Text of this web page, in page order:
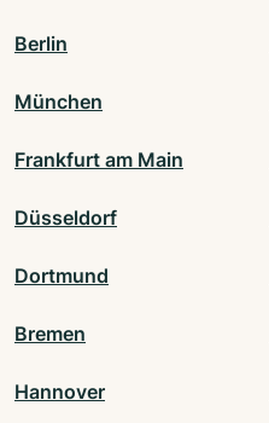
Berlin
München
Frankfurt am Main
Düsseldorf
Dortmund
Bremen
Hannover